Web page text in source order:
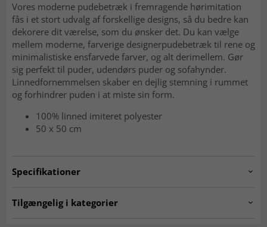
Vores moderne pudebetræk i fremragende hørimitation
fås i et stort udvalg af forskellige designs, så du bedre kan
dekorere dit værelse, som du ønsker det. Du kan vælge
mellem moderne, farverige designerpudebetræk til rene og
minimalistiske ensfarvede farver, og alt derimellem. Gør
sig perfekt til puder, udendørs puder og sofahynder.
Linnedfornemmelsen skaber en dejlig stemning i rummet
og forhindrer puden i at miste sin form.
100% linned imiteret polyester
50 x 50 cm
Specifikationer
Tilgængelig i kategorier